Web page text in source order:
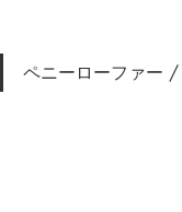
ペニーローファー